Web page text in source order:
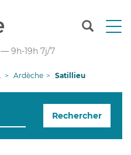
T
n
g
— 9h-19h 7j/7
Ardèche Satillieu
Rechercher